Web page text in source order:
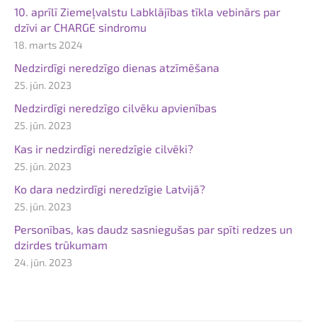
10. aprīlī Ziemeļvalstu Labklājības tīkla vebinārs par
dzīvi ar CHARGE sindromu
18. marts 2024
Nedzirdīgi neredzīgo dienas atzīmēšana
25. jūn. 2023
Nedzirdīgi neredzīgo cilvēku apvienības
25. jūn. 2023
Kas ir nedzirdīgi neredzīgie cilvēki?
25. jūn. 2023
Ko dara nedzirdīgi neredzīgie Latvijā?
25. jūn. 2023
Personības, kas daudz sasniegušas par spīti redzes un
dzirdes trūkumam
24. jūn. 2023